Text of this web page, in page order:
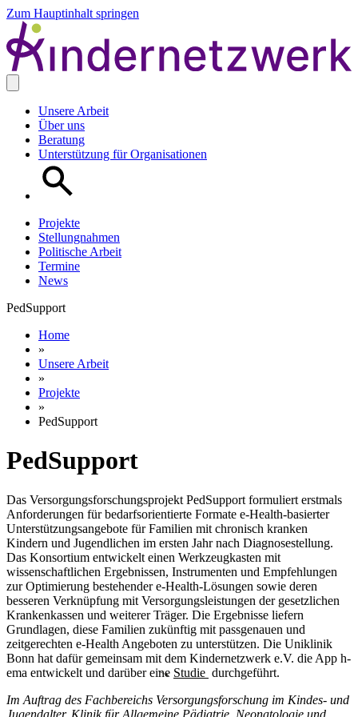
Zum Hauptinhalt springen
Unsere Arbeit
Über uns
Beratung
Unterstützung für Organisationen
Projekte
Stellungnahmen
Politische Arbeit
Termine
News
PedSupport
Home
»
Unsere Arbeit
»
Projekte
»
PedSupport
PedSupport
Das Versorgungsforschungsprojekt PedSupport formuliert erstmals
Anforderungen für bedarfsorientierte Formate e-Health-basierter
Unterstützungsangebote für Familien mit chronisch kranken
Kindern und Jugendlichen im ersten Jahr nach Diagnosestellung.
Das Konsortium entwickelt einen Werkzeugkasten mit
wissenschaftlichen Ergebnissen, Instrumenten und Empfehlungen
zur Optimierung bestehender e-Health-Lösungen sowie deren
besseren Verknüpfung mit Versorgungsleistungen der gesetzlichen
Krankenkassen und weiterer Träger. Die Ergebnisse liefern
Grundlagen, diese Familien zukünftig mit passgenauen und
zeitgerechten e-Health Angeboten zu unterstützen. Die Uniklinik
Bonn hat dafür gemeinsam mit dem Kindernetzwerk e.V. die App h-
ema entwickelt und darüber eine Studie durchgeführt.
Im Auftrag des Fachbereichs Versorgungsforschung im Kindes- und
Jugendalter, Klinik für Allgemeine Pädiatrie, Neonatologie und